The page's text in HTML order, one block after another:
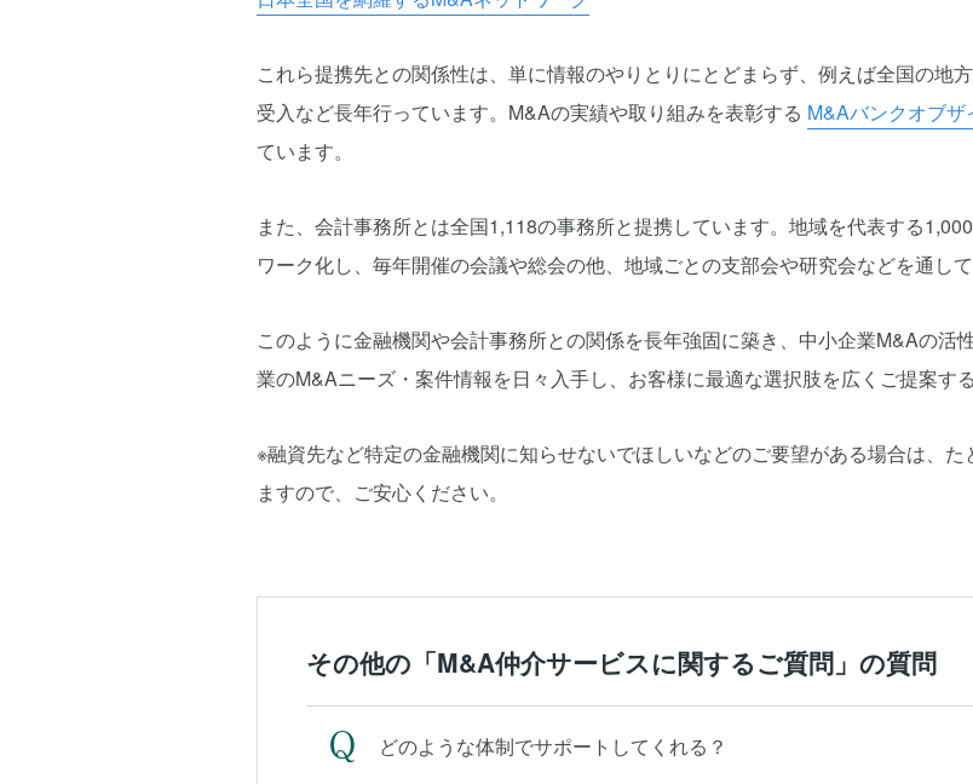
これら提携先との関係性は、単に情報のやりとりにとどまらず、例えば全国の地
受入など長年行っています。M&Aの実績や取り組みを表彰する M&Aバンクオブザ
ています。
また、会計事務所とは全国1,118の事務所と提携しています。地域を代表する
ワーク化し、毎年開催の会議や総会の他、地域ごとの支部会や研究会などを通し
このように金融機関や会計事務所との関係を長年強固に築き、中小企業M&Aの活
業のM&Aニーズ・案件情報を日々入手し、お客様に最適な選択肢を広くご提案す
※融資先など特定の金融機関に知らせないでほしいなどのご要望がある場合は、
ますので、ご安心ください。
その他の「M&A仲介サービスに関するご質問」の質問
どのような体制でサポートしてくれる？